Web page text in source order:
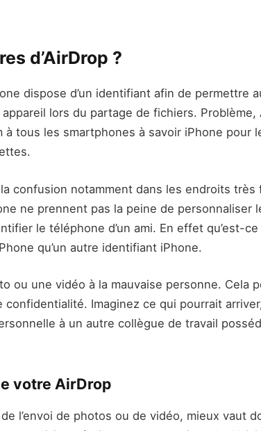
d’AirDrop ?
dispose d’un identifiant afin de permettre
lors du partage de fichiers. Problème,
tous les smartphones à savoir iPhone pour
confusion notamment dans les endroits très
ne prennent pas la peine de personnaliser
le téléphone d’un ami. En effet qu’est-ce
qu’un autre identifiant iPhone.
ou une vidéo à la mauvaise personne. Cela
Imaginez ce qui pourrait
à un autre collègue de travail
votre AirDrop
l’envoi de photos ou de vidéo, mieux vaut